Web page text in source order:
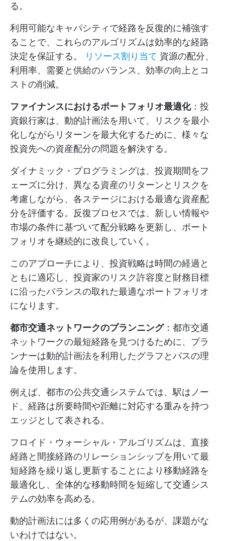
る。
利用可能なキャパシティで経路を反復的に補強す
ることで、これらのアルゴリズムは効率的な経路
決定を保証する。
リソース割り当て 資源の配分、
利用率、需要と供給のバランス、効率の向上とコ
ストの削減。
ファイナンスにおけるポートフォリオ最適化：投
資銀行家は、動的計画法を用いて、リスクを最小
化しながらリターンを最大化するために、様々な
投資先への資産配分の問題を解決する。
ダイナミック・プログラミングは、投資期間をフ
ェーズに分け、異なる資産のリターンとリスクを
考慮しながら、各ステージにおける最適な資産配
分を評価する。反復プロセスでは、新しい情報や
市場の条件に基づいて配分戦略を更新し、ポート
フォリオを継続的に改良していく。
このアプローチにより、投資戦略は時間の経過と
ともに適応し、投資家のリスク許容度と財務目標
に沿ったバランスの取れた最適なポートフォリオ
になります。
都市交通ネットワークのプランニング：都市交通
ネットワークの最短経路を見つけるために、プラ
ンナーは動的計画法を利用したグラフとパスの理
論を使用します。
例えば、都市の公共交通システムでは、駅はノー
ド、経路は所要時間や距離に対応する重みを持つ
エッジとして表される。
フロイド・ウォーシャル・アルゴリズムは、直接
経路と間接経路のリレーションシップを用いて最
短経路を繰り返し更新することにより移動経路を
最適化し、全体的な移動時間を短縮して交通シス
テムの効率を高める。
動的計画法には多くの応用例があるが、課題がな
いわけではない。